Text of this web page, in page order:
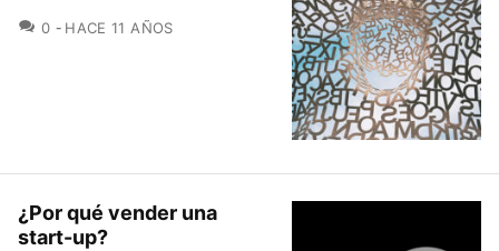
0 COMENTARIOS
HACE 11 AÑOS
¿Por qué vender una
start-up?